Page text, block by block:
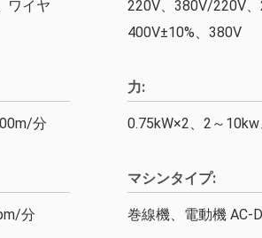
ワイヤ
220V、380V/220V
400V±10%、380V
分
力:
0.75kW×2、2～
分
マシンタイプ:
巻線機、電動機 AC-